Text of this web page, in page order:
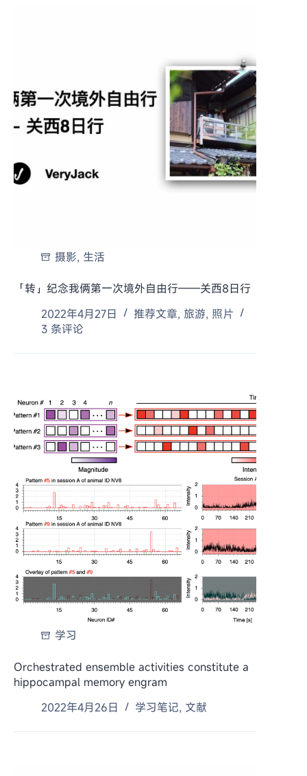
摄影, 生活
「转」纪念我俩第一次境外自由行——关西8日行
2022年4月27日
推荐文章, 旅游, 照片
3 条评论
学习
Orchestrated ensemble activities constitute a
hippocampal memory engram
2022年4月26日
学习笔记, 文献